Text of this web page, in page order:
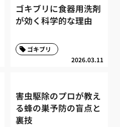
ゴキブリに食器用洗剤
が効く科学的な理由
2026.03.11
ゴキブリ
害虫駆除のプロが教え
る蜂の巣予防の盲点と
裏技